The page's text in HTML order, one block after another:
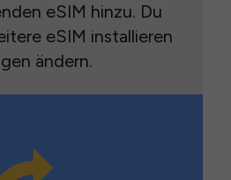
eSIM hinzu. Du
eSIM installieren
ändern.